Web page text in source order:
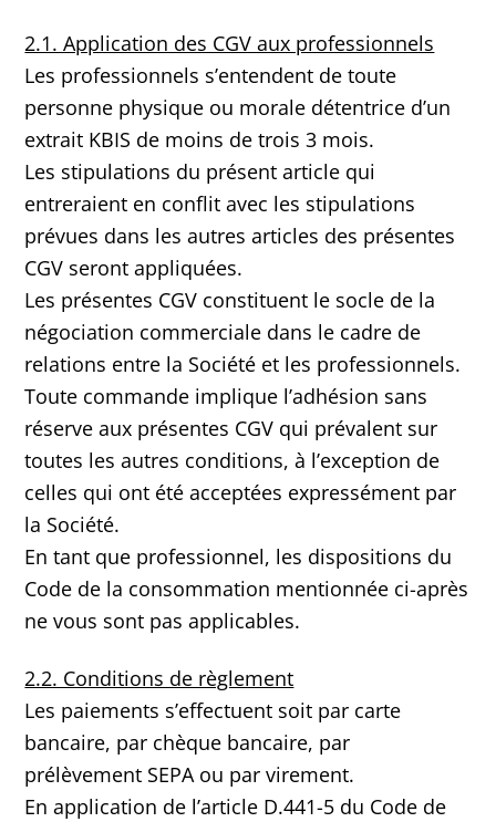
2.1. Application des CGV aux professionnels
Les professionnels s’entendent de toute
personne physique ou morale détentrice d’un
extrait KBIS de moins de trois 3 mois.
Les stipulations du présent article qui
entreraient en conflit avec les stipulations
prévues dans les autres articles des présentes
CGV seront appliquées.
Les présentes CGV constituent le socle de la
négociation commerciale dans le cadre de
relations entre la Société et les professionnels.
Toute commande implique l’adhésion sans
réserve aux présentes CGV qui prévalent sur
toutes les autres conditions, à l’exception de
celles qui ont été acceptées expressément par
la Société.
En tant que professionnel, les dispositions du
Code de la consommation mentionnée ci-après
ne vous sont pas applicables.
2.2. Conditions de règlement
Les paiements s’effectuent soit par carte
bancaire, par chèque bancaire, par
prélèvement SEPA ou par virement.
En application de l’article D.441-5 du Code de